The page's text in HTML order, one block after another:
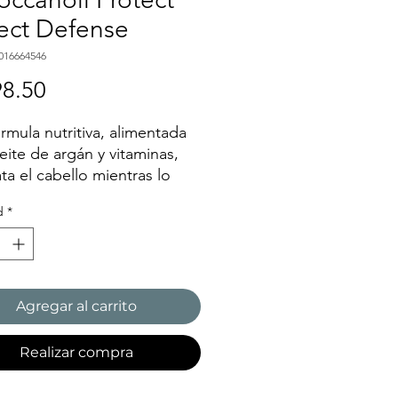
Defense
nutritiva, alimentada
de argán y vitaminas,
el cabello mientras lo
del peinado con calor
230°C.
de los Glamour Beauty
, 2018
*
Agregar al carrito
Realizar compra